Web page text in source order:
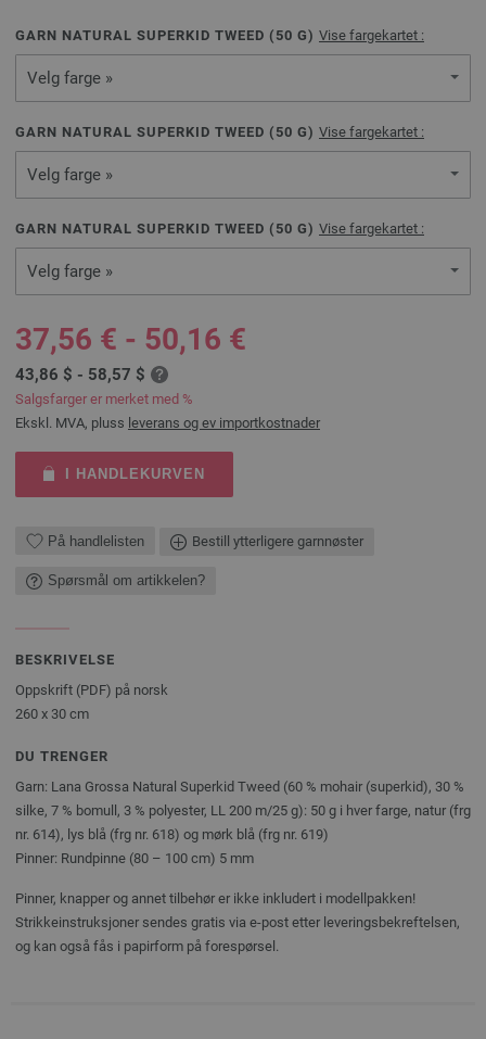
GARN NATURAL SUPERKID TWEED ( 50 G) Vise fargekartet :
Velg farge »
GARN NATURAL SUPERKID TWEED ( 50 G) Vise fargekartet :
Velg farge »
GARN NATURAL SUPERKID TWEED ( 50 G) Vise fargekartet :
Velg farge »
37,56 € - 50,16 €
43,86 $ - 58,57 $
Salgsfarger er merket med %
Ekskl. MVA, pluss leverans og ev importkostnader
I HANDLEKURVEN
På handlelisten Bestill ytterligere garnnøster
Spørsmål om artikkelen?
BESKRIVELSE
Oppskrift (PDF) på norsk
260 x 30 cm
DU TRENGER
Garn: Lana Grossa Natural Superkid Tweed (60 % mohair (superkid), 30 %
silke, 7 % bomull, 3 % polyester, LL 200 m/25 g): 50 g i hver farge, natur (frg
nr. 614), lys blå (frg nr. 618) og mørk blå (frg nr. 619)
Pinner: Rundpinne (80 – 100 cm) 5 mm
Pinner, knapper og annet tilbehør er ikke inkludert i modellpakken!
Strikkeinstruksjoner sendes gratis via e-post etter leveringsbekreftelsen,
og kan også fås i papirform på forespørsel.